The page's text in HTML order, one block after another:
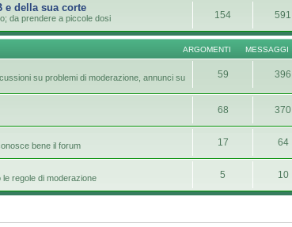
e della sua corte
da prendere a piccole dosi 154 591
ARGOMENTI MESSAGGI
su problemi di moderazione, annunci su
59 396
68 370
bene il forum 17 64
regole di moderazione 5 10